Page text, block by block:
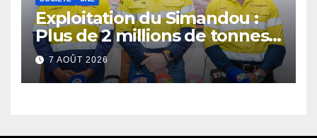
Exploitation du Simandou :
Plus de 2 millions de tonnes
de fer exportées
7 AOÛT 2026